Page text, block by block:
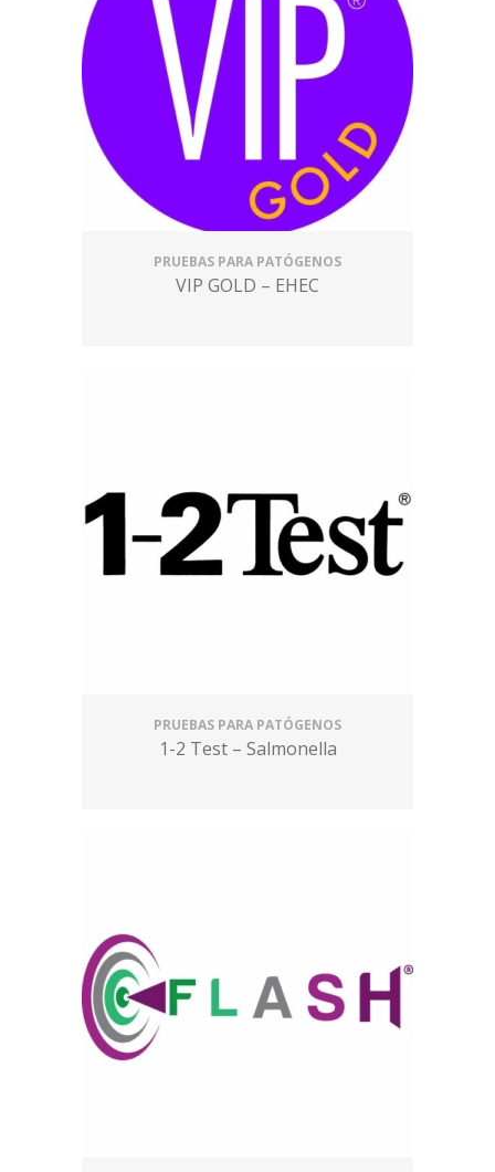
PRUEBAS PARA PATÓGENOS
VIP GOLD – EHEC
PRUEBAS PARA PATÓGENOS
1-2 Test – Salmonella